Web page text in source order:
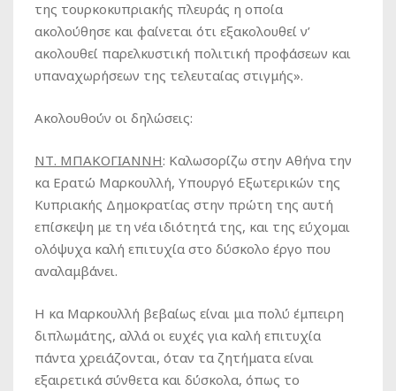
της τουρκοκυπριακής πλευράς η οποία
ακολούθησε και φαίνεται ότι εξακολουθεί ν’
ακολουθεί παρελκυστική πολιτική προφάσεων και
υπαναχωρήσεων της τελευταίας στιγμής».
Ακολουθούν οι δηλώσεις:
ΝΤ. ΜΠΑΚΟΓΙΑΝΝΗ: Καλωσορίζω στην Αθήνα την
κα Ερατώ Μαρκουλλή, Υπουργό Εξωτερικών της
Κυπριακής Δημοκρατίας στην πρώτη της αυτή
επίσκεψη με τη νέα ιδιότητά της, και της εύχομαι
ολόψυχα καλή επιτυχία στο δύσκολο έργο που
αναλαμβάνει.
Η κα Μαρκουλλή βεβαίως είναι μια πολύ έμπειρη
διπλωμάτης, αλλά οι ευχές για καλή επιτυχία
πάντα χρειάζονται, όταν τα ζητήματα είναι
εξαιρετικά σύνθετα και δύσκολα, όπως το